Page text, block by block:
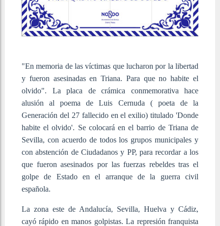
"En memoria de las víctimas que lucharon por la libertad
y fueron asesinadas en Triana. Para que no habite el
olvido". La placa de crámica conmemorativa hace
alusión al poema de Luis Cernuda ( poeta de la
Generación del 27 fallecido en el exilio) titulado 'Donde
habite el olvido'. Se colocará en el barrio de Triana de
Sevilla, con acuerdo de todos los grupos municipales y
con abstención de Ciudadanos y PP, para recordar a los
que fueron asesinados por las fuerzas rebeldes tras el
golpe de Estado en el arranque de la guerra civil
española.
La zona este de Andalucía, Sevilla, Huelva y Cádiz,
cayó rápido en manos golpistas. La represión franquista